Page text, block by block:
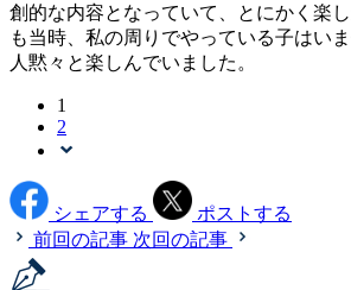
創的な内容となっていて、とにかく楽
も当時、私の周りでやっている子はい
人黙々と楽しんでいました。
1
2
シェアする
ポストする
前回の記事 次回の記事